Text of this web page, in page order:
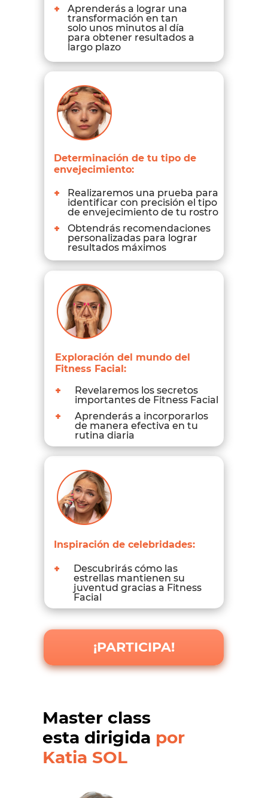
+
Aprenderás a lograr una
transformación en tan
solo unos minutos al día
para obtener resultados a
largo plazo
+
Descubrirás cómo las
estrellas mantienen su
juventud gracias a Fitness
Facial
Inspiración de celebridades:
+
Revelaremos los secretos
importantes de Fitness Facial
+
Aprenderás a incorporarlos
de manera efectiva en tu
rutina diaria
Exploración del mundo del
Fitness Facial:
¡PARTICIPA!
+
Realizaremos una prueba para
identificar con precisión el tipo
de envejecimiento de tu rostro
+
Obtendrás recomendaciones
personalizadas para lograr
resultados máximos
Determinación de tu tipo de
envejecimiento:
Master class
esta dirigida por
Katia SOL